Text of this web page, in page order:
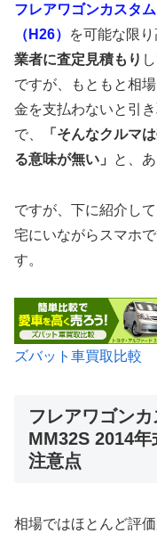
フレアワゴンカスタ
（H26）
を可能な限
業者に査定見積もり
ですが、もともと相
金を支払わないと引
で、
「そんなクルマ
る意味が無い」
と、
ですが、下に紹介し
宅にいながらスマホ
す。
ズバット車買取比較
フレアワゴン
MM32S 2014
注意点
相場ではほとんど評